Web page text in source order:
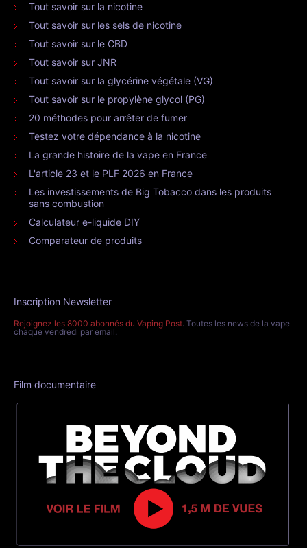
Tout savoir sur la nicotine
Tout savoir sur les sels de nicotine
Tout savoir sur le CBD
Tout savoir sur JNR
Tout savoir sur la glycérine végétale (VG)
Tout savoir sur le propylène glycol (PG)
20 méthodes pour arrêter de fumer
Testez votre dépendance à la nicotine
La grande histoire de la vape en France
L'article 23 et le PLF 2026 en France
Les investissements de Big Tobacco dans les produits
sans combustion
Calculateur e-liquide DIY
Comparateur de produits
Inscription Newsletter
Rejoignez les 8000 abonnés du Vaping Post. Toutes les news de la vape
chaque vendredi par email.
Film documentaire